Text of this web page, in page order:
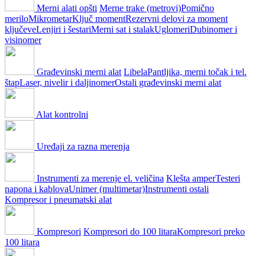
Merni alati opšti Merne trake (metrovi)Pomično
meriloMikrometarKljuč momentRezervni delovi za moment
ključeveLenjiri i šestariMerni sat i stalakUglomeriDubinomer i
visinomer
Građevinski merni alat LibelaPantljika, merni točak i tel.
štapLaser, nivelir i daljinomerOstali građevinski merni alat
Alat kontrolni
Uređaji za razna merenja
Instrumenti za merenje el. veličina Klešta amperTesteri
napona i kablovaUnimer (multimetar)Instrumenti ostali
Kompresor i pneumatski alat
Kompresori Kompresori do 100 litaraKompresori preko
100 litara